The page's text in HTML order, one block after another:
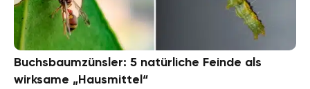
Buchsbaumzünsler: 5 natürliche Feinde als
wirksame „Hausmittel“